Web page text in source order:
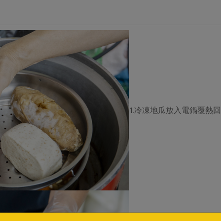
1.冷凍地瓜放入電鍋覆熱